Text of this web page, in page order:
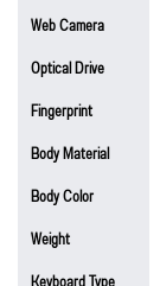
Web Camera
Optical Drive
Fingerprint
Body Material
Body Color
Weight